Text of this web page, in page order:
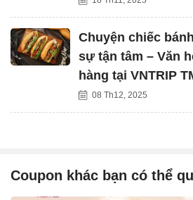
Chuyện chiếc
sự tận tâm – Văn
hàng tại VNTRIP
08 Th12, 2025
Coupon khác bạn có thể